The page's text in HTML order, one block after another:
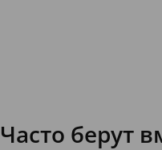
Часто берут